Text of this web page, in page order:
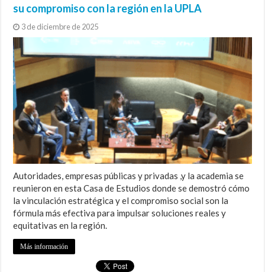
su compromiso con la región en la UPLA
3 de diciembre de 2025
Autoridades, empresas públicas y privadas ,y la academia se
reunieron en esta Casa de Estudios donde se demostró cómo
la vinculación estratégica y el compromiso social son la
fórmula más efectiva para impulsar soluciones reales y
equitativas en la región.
Más información